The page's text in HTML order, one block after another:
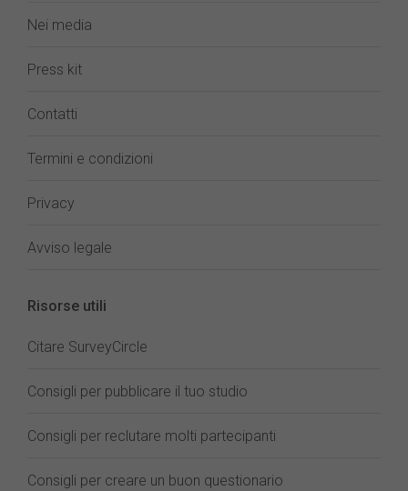
Nei media
Press kit
Contatti
Termini e condizioni
Privacy
Avviso legale
Risorse utili
Citare SurveyCircle
Consigli per pubblicare il tuo studio
Consigli per reclutare molti partecipanti
Consigli per creare un buon questionario